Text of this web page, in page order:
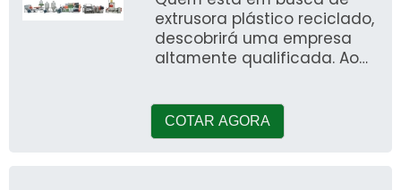
extrusora plástico reciclado,
descobrirá uma empresa
altamente qualificada. Ao
COTAR AGORA